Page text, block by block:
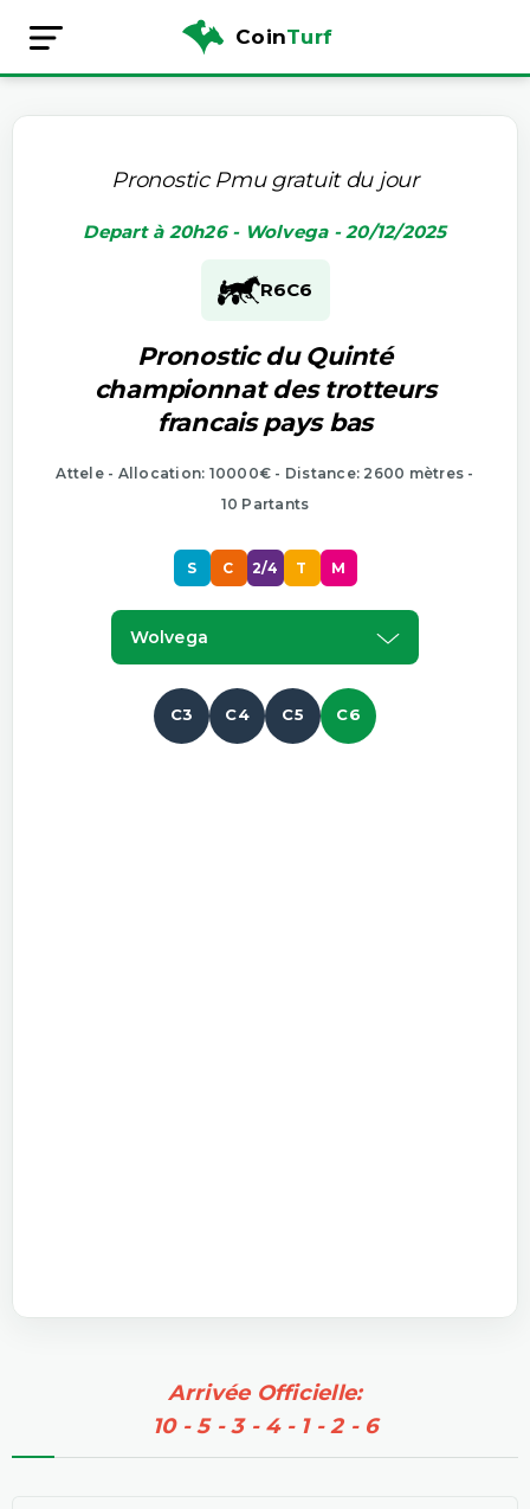
CoinTurf
Pronostic Pmu gratuit du jour
Depart à 20h26 - Wolvega - 20/12/2025
R6C6
Pronostic du Quinté
championnat des trotteurs
francais pays bas
Attele - Allocation: 10000€ - Distance: 2600 mètres -
10 Partants
S C 2/4 T M
Wolvega
C3 C4 C5 C6
Arrivée Officielle:
10 - 5 - 3 - 4 - 1 - 2 - 6